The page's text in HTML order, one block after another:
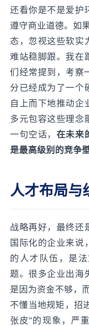
还看你是不是爱护
遵守商业道德。如
态，忽视这些软实
难站稳脚跟。我在
们经常提到，考察
分已经成为了一个
自上而下地推动企
多元包容这些理念
一句空话， 在未来
是最高级别的竞争
人才布局与
战略再好，最终还
国际化的企业来说
的人才队伍，是
题。很多企业出海
是因为资金不够，
不懂当地规矩，招
张皮”的现象，严